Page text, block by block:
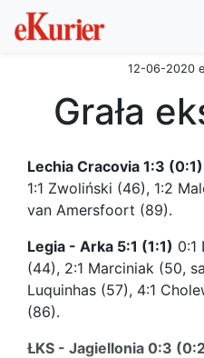
12-06-2020
Grała
Lechia Cracovia 1:3 (0:1)
1:1 Zwoliński (46), 1:2
van Amersfoort (89).
Legia - Arka 5:1 (1:1) 0:1
(44), 2:1 Marciniak (50,
Luquinhas (57), 4:1
(86).
ŁKS - Jagiellonia 0:3